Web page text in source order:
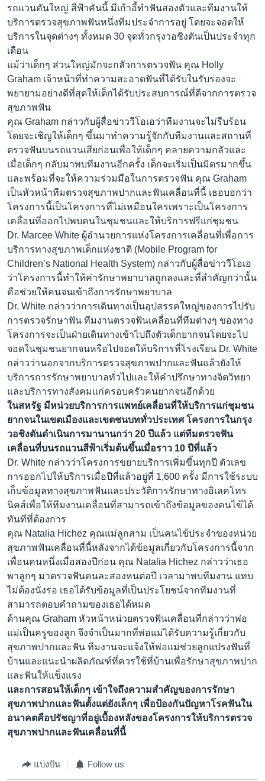
รถแวนคันใหญ่ สีฟ้าคันนี้ มีเก้าอี้ทำฟันสองตัวและทีมงานให้
บริการตรวจสุขภาพฟันหนึ่งทีมประจำการอยู่ โดยจะจอดให้
บริการในจุดต่างๆ ทั้งหมด 30 จุดทั่วกรุงวอชิงตันเป็นประจำทุก
เดือน
แม้ว่าเด็กๆ ส่วนใหญ่มักจะกลัวการตรวจฟัน คุณ Holly
Graham เจ้าหน้าที่ทำความสะอาดฟันที่ได้รับในรับรองจะ
พยายามอย่างดีที่สุดให้เด็กได้รับประสบการณ์ที่ดีจากการตรวจ
สุขภาพฟัน
คุณ Graham กล่าวกับผู้สื่อข่าววีโอเอว่าทีมงานจะไม่รีบร้อน
โดยจะเชิญให้เด็กๆ ขึ้นมาทำความรู้จักกับทีมงานและสถานที่
ตรวจฟันบนรถแวนเสียก่อนเพื่อให้เด็กๆ คลายความกลัวและ
เมื่อเด็กๆ กลับมาพบทีมงานอีกครั้ง เด็กจะเริ่มเป็นมิตรมากขึ้น
และพร้อมที่จะให้ความร่วมมือในการตรวจฟัน คุณ Graham
เป็นหัวหน้าทีมตรวจสุขภาพปากและฟันเคลื่อนที่นี้ เธอบอกว่า
โครงการนี้เป็นโครงการที่ไม่เหมือนใครเพราะเป็นโครงการ
เคลื่อนที่ออกไปพบคนในชุมชนและให้บริการฟรีแก่ชุมชน
Dr. Marcee White ผู้อำนวยการแห่งโครงการเคลื่อนที่เพื่อการ
บริการทางสุขภาพเด็กแห่งชาติ (Mobile Program for
Children’s National Health System) กล่าวกับผู้สื่อข่าววีโอเอ
ว่าโครงการนี้ทำให้ค่ารักษาพยาบาลถูกลงและที่สำคัญกว่านั้น
คือช่วยให้คนจนเข้าถึงการรักษาพยาบาล
Dr. White กล่าวว่าการเดินทางเป็นอุปสรรคใหญ่ของการไปรับ
การตรวจรักษาฟัน ทีมงานตรวจฟันเคลื่อนที่ทีมต่างๆ ของทาง
โครงการจะเป็นฝ่ายเดินทางเข้าไปถึงตัวเด็กยากจนโดยจะไป
จอดในชุมชนยากจนหรือไปจอดให้บริการที่โรงเรียน Dr. White
กล่าวว่านอกจากบริการตรวจสุขภาพปากและฟันแล้วยังให้
บริการการรักษาพยาบาลทั่วไปและให้คำปรึกษาทางจิตวิทยา
และบริการทางสังคมแก่ครอบครัวคนยากจนอีกด้วย
ในสหรัฐ มีหน่วยบริการการแพทย์เคลื่อนที่ให้บริการแก่ชุมชน
ยากจนในเขตเมืองและเขตชนบททั่วประเทศ โครงการในกรุง
วอชิงตันดำเนินการมานานกว่า 20 ปีแล้ว แต่ทีมตรวจฟัน
เคลื่อนที่บนรถแวนสีฟ้าเริ่มต้นขึ้นเมื่อราว 10 ปีที่แล้ว
Dr. White กล่าวว่าโครงการขยายบริการเพิ่มขึ้นทุกปี ตัวเลข
การออกไปให้บริการเมื่อปีที่แล้วอยู่ที่ 1,600 ครั้ง มีการใช้ระบบ
เก็บข้อมูลทางสุขภาพฟันและประวัติการรักษาทางอิเลคโทร
นิคส์เพื่อให้ทีมงานเคลื่อนที่สามารถเข้าถึงข้อมูลของคนไข้ได้
ทันทีที่ต้องการ
คุณ Natalia Hichez คุณแม่ลูกสาม เป็นคนไข้ประจำของหน่วย
สุขภาพฟันเคลื่อนที่นี้หลังจากได้ข้อมูลเกี่ยวกับโครงการนี้จาก
เพื่อนคนหนึ่งเมื่อสองปีก่อน คุณ Natalia Hichez กล่าวว่าเธอ
พาลูกๆ มาตรวจฟันคนละสองหนต่อปี เวลามาพบทีมงาน แทบ
ไม่ต้องนั่งรอ เธอได้รับข้อมูลที่เป็นประโยชน์จากทีมงานที่
สามารถตอบคำถามของเธอได้หมด
ด้านคุณ Graham หัวหน้าหน่วยตรวจฟันเคลื่อนที่กล่าวว่าพ่อ
แม่เป็นครูของลูก จึงจำเป็นมากที่พ่อแม่ได้รับความรู้เกี่ยวกับ
สุขภาพปากและฟัน ทีมงานจะแจ้งให้พ่อแม่ช่วยลูกแปรงฟันที่
บ้านและแนะนำผลิตภัณฑ์ที่ควรใช้ที่บ้านเพื่อรักษาสุขภาพปาก
และฟันให้แข็งแรง
และการสอนให้เด็กๆ เข้าใจถึงความสำคัญของการรักษา
สุขภาพปากและฟันตั้งแต่ยังเล็กๆ เพื่อป้องกันปัญหาโรคฟันใน
อนาคตคือปรัชญาที่อยู่เบื้องหลังของโครงการให้บริการตรวจ
สุขภาพปากและฟันเคลื่อนที่นี้
แบ่งปัน Follow us